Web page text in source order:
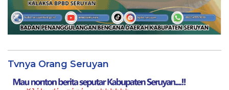
Tvnya Orang Seruyan